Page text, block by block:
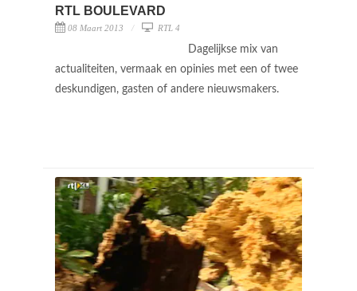
RTL BOULEVARD
08 Maart 2013 RTL 4
Dagelijkse mix van
actualiteiten, vermaak en opinies met een of twee
deskundigen, gasten of andere nieuwsmakers.